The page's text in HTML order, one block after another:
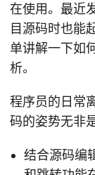
在使用。最近
目源码时也能
单讲解一下如
析。
程序员的日常
码的姿势无非
结合源码编